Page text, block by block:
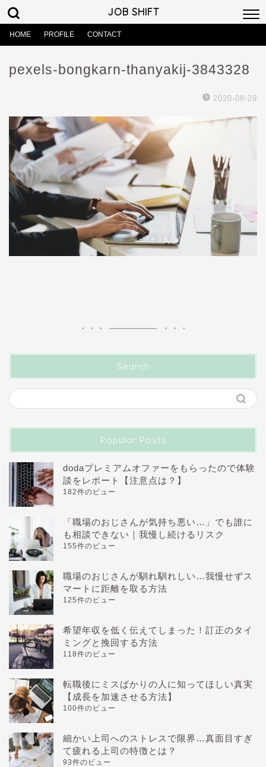
JOB SHIFT
HOME PROFILE CONTACT
pexels-bongkarn-thanyakij-3843328
2020-08-29
Search
Popular Posts
dodaプレミアムオファーをもらったので体験
談をレポート【注意点は？】
182件のビュー
「職場のおじさんが気持ち悪い…」でも誰に
も相談できない｜我慢し続けるリスク
155件のビュー
職場のおじさんが馴れ馴れしい…我慢せずス
マートに距離を取る方法
125件のビュー
希望年収を低く伝えてしまった！訂正のタイ
ミングと挽回する方法
118件のビュー
転職後にミスばかりの人に知ってほしい真実
【成長を加速させる方法】
100件のビュー
細かい上司へのストレスで限界…真面目すぎ
て疲れる上司の特徴とは？
93件のビュー